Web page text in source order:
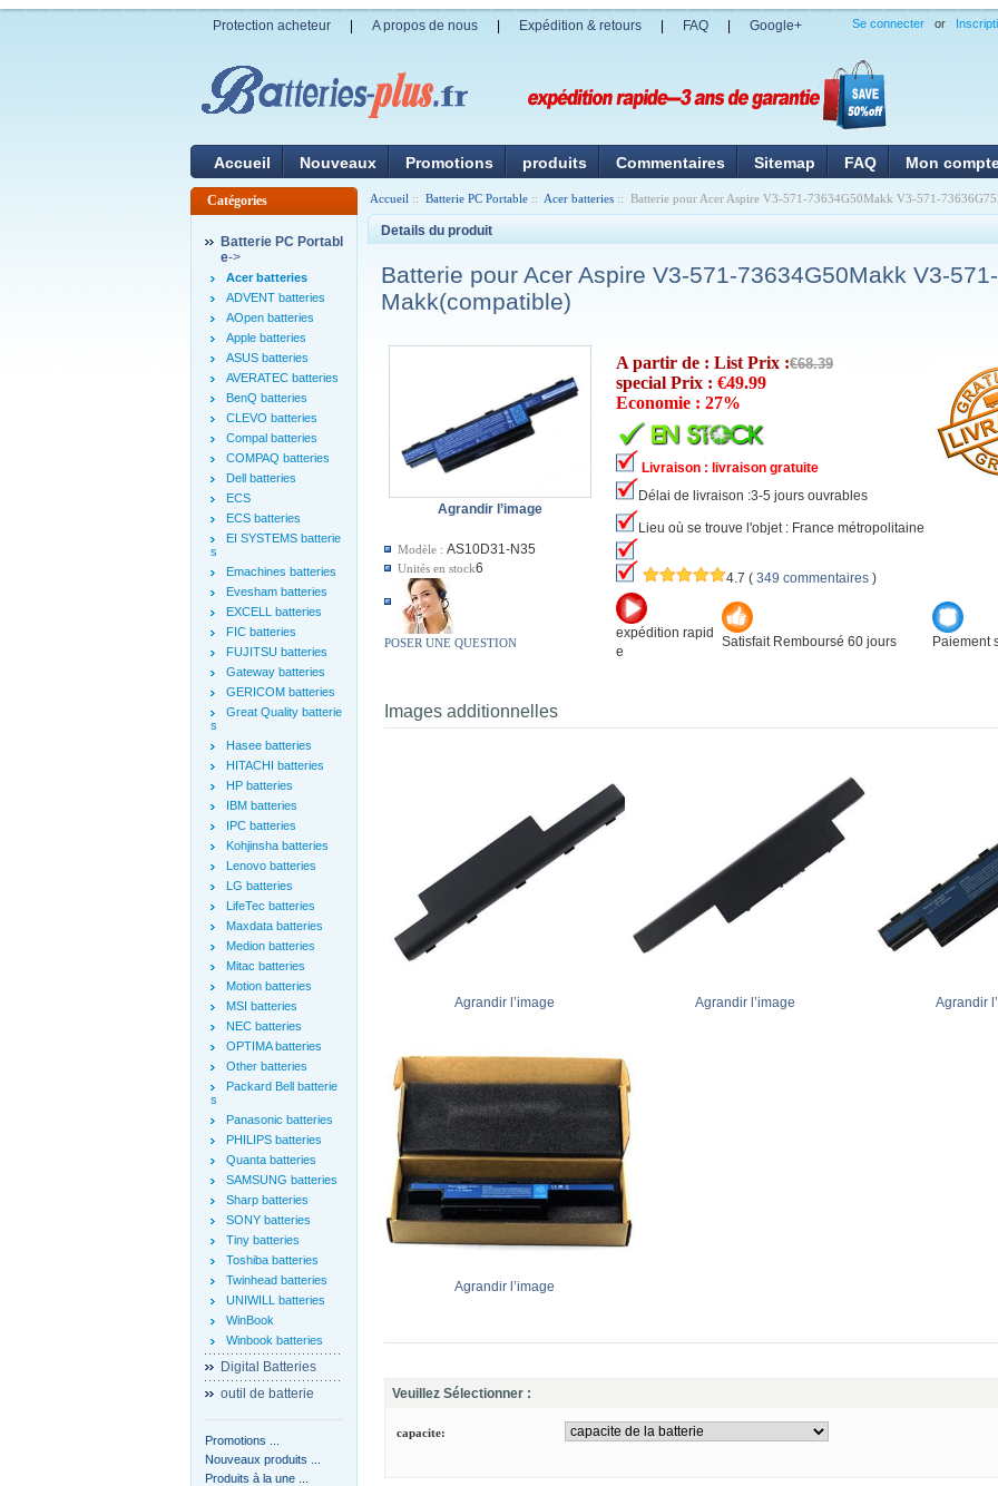
Protection acheteur A propos de nous Expédition & retours FAQ Google+ Se connecter or
Accueil Nouveaux Promotions produits Commentaires Sitemap FAQ Mon
Catégories
Batterie PC Portabl
e->
Acer batteries
ADVENT batteries
AOpen batteries
Apple batteries
ASUS batteries
AVERATEC batteries
BenQ batteries
CLEVO batteries
Compal batteries
COMPAQ batteries
Dell batteries
ECS
ECS batteries
EI SYSTEMS batterie
s
Emachines batteries
Evesham batteries
EXCELL batteries
FIC batteries
FUJITSU batteries
Gateway batteries
GERICOM batteries
Great Quality batterie
s
Hasee batteries
HITACHI batteries
HP batteries
IBM batteries
IPC batteries
Kohjinsha batteries
Lenovo batteries
LG batteries
LifeTec batteries
Maxdata batteries
Medion batteries
Mitac batteries
Motion batteries
MSI batteries
NEC batteries
OPTIMA batteries
Other batteries
Packard Bell batterie
s
Panasonic batteries
PHILIPS batteries
Quanta batteries
SAMSUNG batteries
Sharp batteries
SONY batteries
Tiny batteries
Toshiba batteries
Twinhead batteries
UNIWILL batteries
WinBook
Winbook batteries
Digital Batteries
outil de batterie
Promotions ...
Nouveaux produits ...
Produits à la une ...
Accueil :: Batterie PC Portable :: Acer batteries :: Batterie pour Acer Aspire V3-571-73634G50Makk V3-571-
Details du produit
Batterie pour Acer Aspire V3-571-73634G50Makk V3-
Makk(compatible)
Agrandir l’image
Modèle : AS10D31-N35
Unités en stock6
POSER UNE QUESTION
A partir de : List Prix :€68.39
special Prix : €49.99
Economie : 27%
Livraison : livraison gratuite
Délai de livraison :3-5 jours ouvrables
Lieu où se trouve l'objet : France métropolitaine
4.7 ( 349 commentaires )
expédition rapid
e
Satisfait Remboursé 60 jours Paiement
Images additionnelles
Agrandir l’image Agrandir l’image Agrandir
Agrandir l’image
Veuillez Sélectionner :
capacite: